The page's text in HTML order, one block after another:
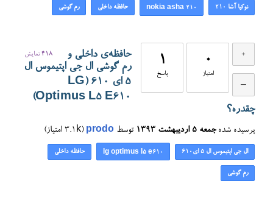
نوکیا آشا ۲۱۰ nokia asha 210 حافظه داخلی رم گوشی
0
امتیاز
1
پاسخ
418 نمایش
حافظه‌ی داخلی و
رم گوشی ال جی اپتیموس ال
۵ ای ۶۱۰ (LG
Optimus L5 E610)
چقدره؟
پرسیده شده جمعه ۵ اردیبهشت ۱۳۹۳ توسط prodo
(
3.1k امتیاز)
ال جی اپتیموس ال ۵ ای۶۱۰ lg optimus l5 e610 حافظه داخلی
رم گوشی